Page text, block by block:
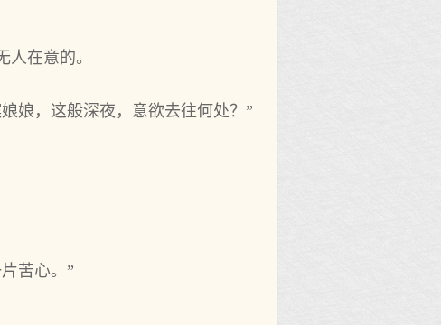
在意的。
娘，这般深夜，意欲去往何处？”
苦心。”